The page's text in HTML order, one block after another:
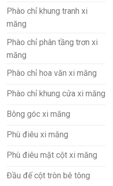
Phào chỉ khung tranh xi
măng
Phào chỉ phân tầng trơn xi
măng
Phào chỉ hoa văn xi măng
Phào chỉ khung cửa xi măng
Bông góc xi măng
Phù điêu xi măng
Phù điêu mặt cột xi măng
Đầu đế cột tròn bê tông